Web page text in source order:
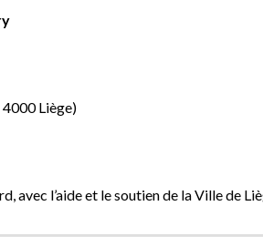
Liège)
avec l’aide et le soutien de la Ville de